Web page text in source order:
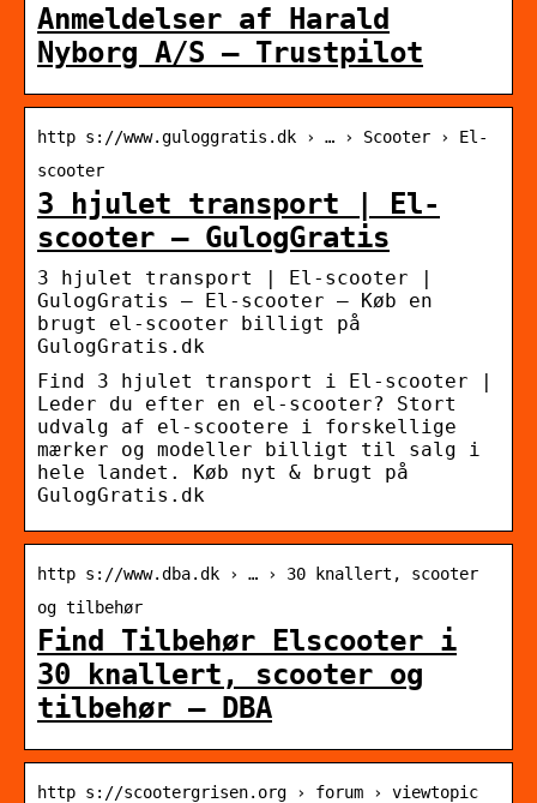
Anmeldelser af Harald
Nyborg A/S – Trustpilot
http s://www.guloggratis.dk › … › Scooter › El-
scooter
3 hjulet transport | El-
scooter – GulogGratis
3 hjulet transport | El-scooter |
GulogGratis – El-scooter – Køb en
brugt el-scooter billigt på
GulogGratis.dk
Find 3 hjulet transport i El-scooter |
Leder du efter en el-scooter? Stort
udvalg af el-scootere i forskellige
mærker og modeller billigt til salg i
hele landet. Køb nyt & brugt på
GulogGratis.dk
http s://www.dba.dk › … › 30 knallert, scooter
og tilbehør
Find Tilbehør Elscooter i
30 knallert, scooter og
tilbehør – DBA
http s://scootergrisen.org › forum › viewtopic